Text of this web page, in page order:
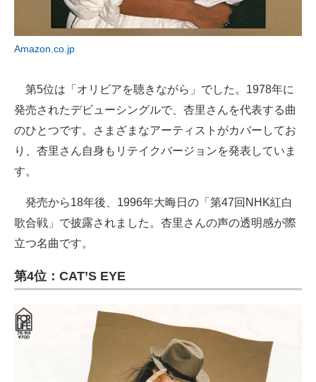
Amazon.co.jp
第5位は「オリビアを聴きながら」でした。1978年に
発売されたデビューシングルで、杏里さんを代表する曲
のひとつです。さまざまなアーティストがカバーしてお
り、杏里さん自身もリテイクバージョンを発表していま
す。
発売から18年後、1996年大晦日の「第47回NHK紅白
歌合戦」で披露されました。杏里さんの声の透明感が際
立つ名曲です。
第4位：CAT’S EYE